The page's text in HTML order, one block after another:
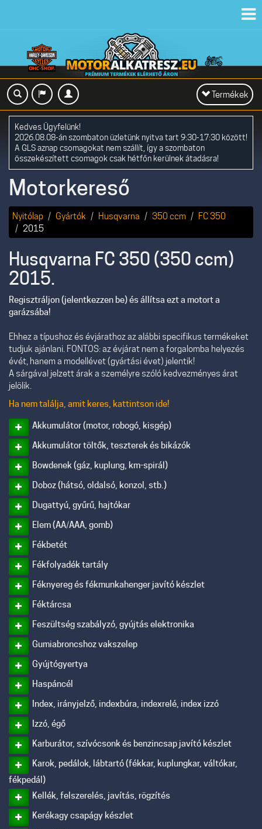
Toggle
navigation
Termékek
Kedves Ügyfelünk!
2026.08.08-án szombaton üzletünk nyitva tart 9:30-17:30 között!
A GLS aznap csomagokat nem szállít, így a szombaton
összekészített csomagok csak hétfőn kerülnek átadásra!
Motorkereső
Nyitólap Gyártók Husqvarna 350 ccm
FC 350
2015
Husqvarna FC 350 (350 ccm)
2015.
Regisztráljon (jelentkezzen be) és állítsa ezt a motort a
garázsába!
Ehhez a típushoz és évjárathoz az alábbi specifikus termékeket
tudjuk ajánlani. FONTOS: az évjárat nem a forgalomba helyezés
évét, hanem a modellévet (gyártási évet) jelentik!
A sárgával jelzett árak a személyre szóló kedvezményes árat
jelölik.
Ha nem találja, amit keres, kattintson ide!
Akkumulátor (motor, robogó, kisgép)
Akkumulátor töltők, teszterek és bikázók
Bowdenek (gáz, kuplung, km-spirál)
Doboz (hátsó, oldalsó, konzol, stb.)
Dugattyú, gyűrű, hajtókar
Elem (AA/AAA, gomb)
Fékbetét
Fékfolyadék tartály
Féknyereg és fékmunkahenger javító készlet
Féktárcsa
Feszültség szabályzó, gyújtás elektronika
Gumiabroncshoz vakszelep
Gyújtógyertya
Haspáncél
Index, irányjelző, indexbúra, indexrelé, index izzó
Izzó, égő
Karburátor, szívócsonk és benzincsap javító készlet
Karok, pedálok, lábtartó (fékkar, kuplungkar, váltókar,
fékpedál)
Kellék, felszerelés, javítás, rögzítés
Kerékagy csapágy készlet